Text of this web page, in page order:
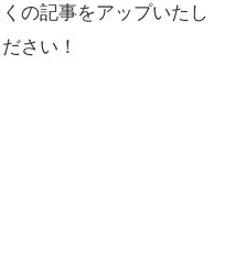
の記事をアップいたし
さい！